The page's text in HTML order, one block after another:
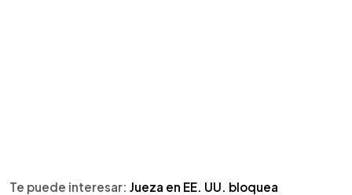
Te puede interesar: Jueza en EE. UU. bloquea